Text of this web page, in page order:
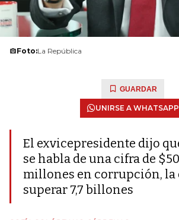
Foto:La República
GUARDAR
UNIRSE A WHATSAPP
El exvicepresidente dijo
se habla de una cifra de
millones en corrupción, la
superar 7,7 billones